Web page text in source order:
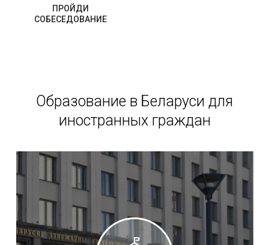
ПРОЙДИ
СОБЕСЕДОВАНИЕ
Образование в Беларуси для
иностранных граждан